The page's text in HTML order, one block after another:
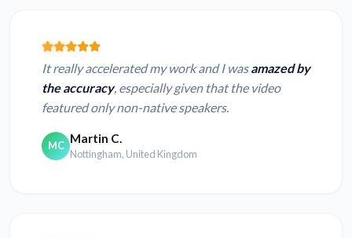
It really accelerated my work and I wasamazed by
the accuracy, especially given that the video
featured only non-native speakers.
MC Martin C.
Nottingham, United Kingdom